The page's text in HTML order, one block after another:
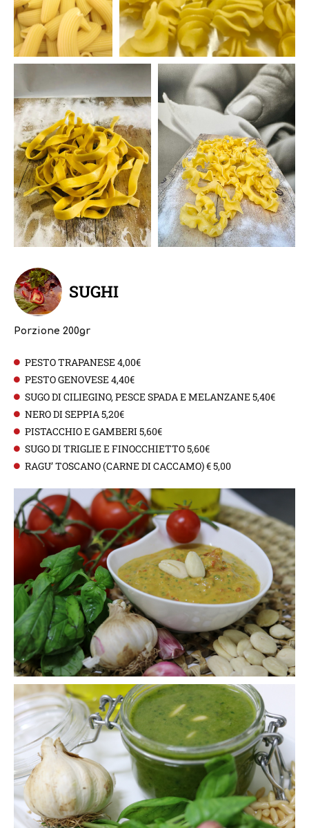
SUGHI
Porzione 200gr
PESTO TRAPANESE 4,00€
PESTO GENOVESE 4,40€
SUGO DI CILIEGINO, PESCE SPADA E MELANZANE 5,40€
NERO DI SEPPIA 5,20€
PISTACCHIO E GAMBERI 5,60€
SUGO DI TRIGLIE E FINOCCHIETTO 5,60€
RAGU’ TOSCANO (CARNE DI CACCAMO) € 5,00